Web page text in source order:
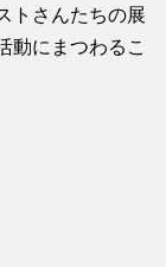
トさんたちの展
動にまつわるこ